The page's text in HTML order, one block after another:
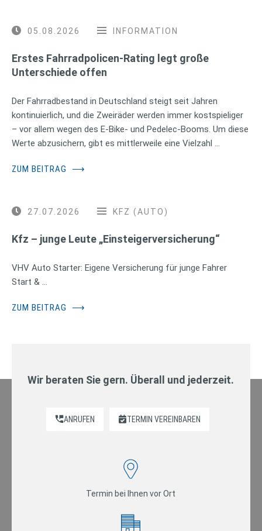
05.08.2026 INFORMATION
Erstes Fahrradpolicen-Rating legt große
Unterschiede offen
Der Fahrradbestand in Deutschland steigt seit Jahren
kontinuierlich, und die Zweiräder werden immer kostspieliger
– vor allem wegen des E-Bike- und Pedelec-Booms. Um diese
Werte abzusichern, gibt es mittlerweile eine Vielzahl …
ZUM BEITRAG ⟶
27.07.2026 KFZ (AUTO)
Kfz – junge Leute „Einsteigerversicherung“
VHV Auto Starter: Eigene Versicherung für junge Fahrer
Start & …
ZUM BEITRAG ⟶
Wir beraten Sie gern. Überall und jederzeit.
ANRUFEN TERMIN VEREINBAREN
Termin bei Ihnen vor Ort